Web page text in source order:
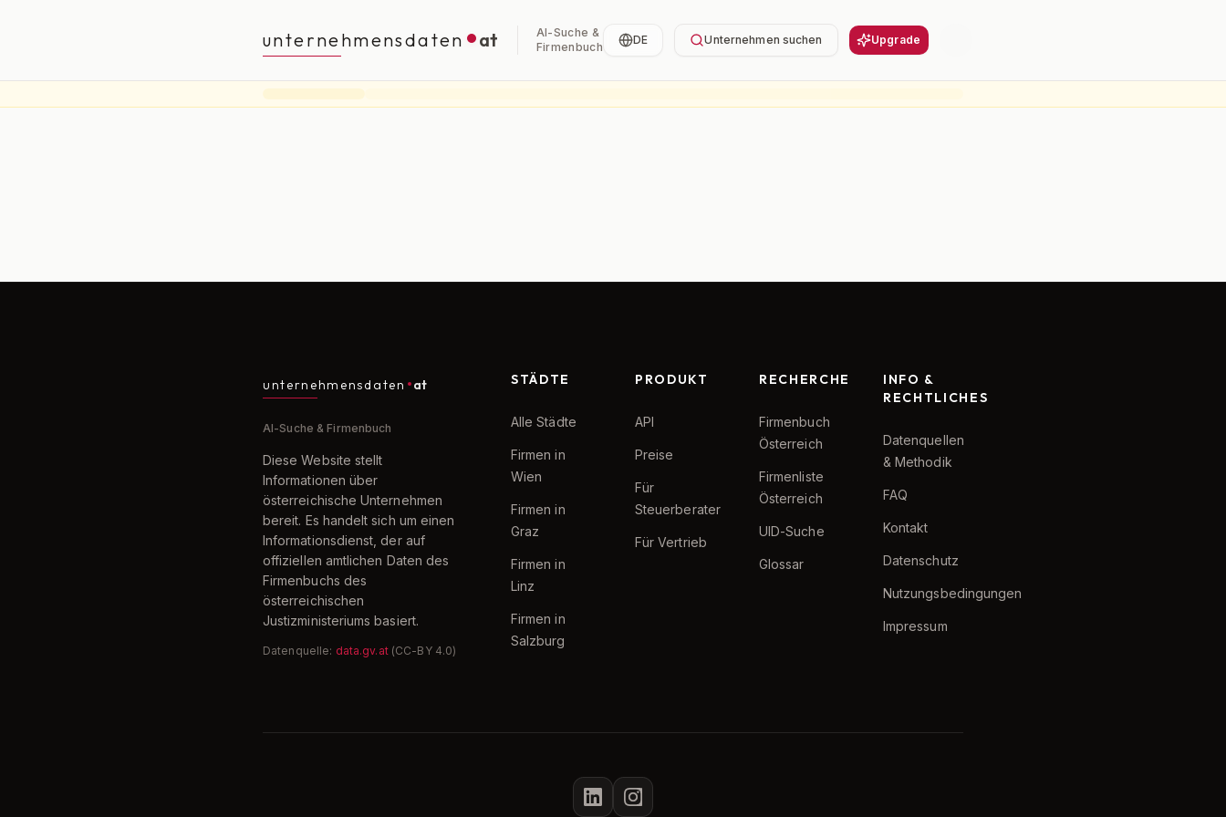
unternehmensdaten at
AI-Suche &
Firmenbuch
DE Unternehmen suchen Upgrade
unternehmensdaten at
AI-Suche & Firmenbuch
Diese Website stellt
Informationen über
österreichische Unternehmen
bereit. Es handelt sich um einen
Informationsdienst, der auf
offiziellen amtlichen Daten des
Firmenbuchs des
österreichischen
Justizministeriums basiert.
Datenquelle: data.gv.at (CC-BY 4.0)
STÄDTE
Alle Städte
Firmen in
Wien
Firmen in
Graz
Firmen in
Linz
Firmen in
Salzburg
PRODUKT
API
Preise
Für
Steuerberater
Für Vertrieb
RECHERCHE
Firmenbuch
Österreich
Firmenliste
Österreich
UID-Suche
Glossar
INFO &
RECHTLICHES
Datenquellen
& Methodik
FAQ
Kontakt
Datenschutz
Nutzungsbedingungen
Impressum